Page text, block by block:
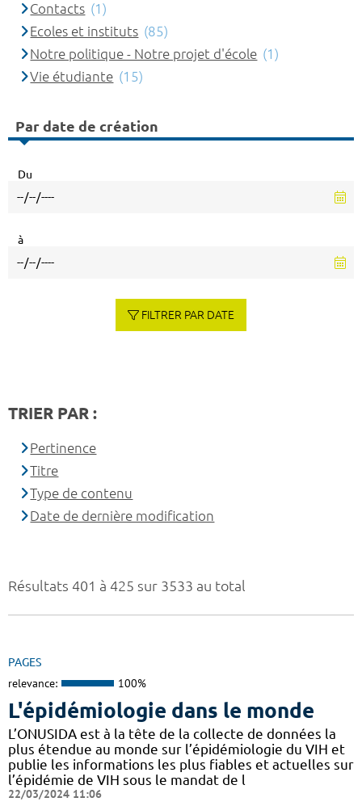
Résultats 401 à 425 sur 3533 au total
PAGES
relevance: 100%
L'épidémiologie dans le monde
L’ONUSIDA est à la tête de la collecte de données la
plus étendue au monde sur l’épidémiologie du VIH et
publie les informations les plus fiables et actuelles sur
l’épidémie de VIH sous le mandat de l
22/03/2024 11:06
Contacts (1)
Ecoles et instituts (85)
Notre politique - Notre projet d'école (1)
Vie étudiante (15)
Par date de création
Du
à
FILTRER PAR DATE
TRIER PAR :
Pertinence
Titre
Type de contenu
Date de dernière modification